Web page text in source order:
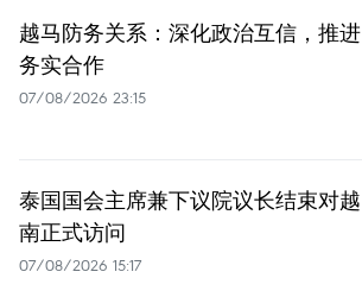
越马防务关系：深化政治互信，推进
务实合作
07/08/2026 23:15
泰国国会主席兼下议院议长结束对越
南正式访问
07/08/2026 15:17